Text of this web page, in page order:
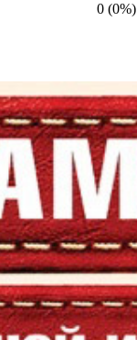
0 (0%)